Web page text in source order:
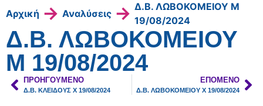
Αρχική → Αναλύσεις → Δ.Β. ΛΩΒΟΚΟΜΕΙΟΥ Μ
19/08/2024
Δ.Β. ΛΩΒΟΚΟΜΕΙΟΥ
Μ 19/08/2024
ΠΡΟΗΓΟΎΜΕΝΟ
Δ.Β. ΚΛΕΙΔΟΥΣ Χ 19/08/2024
ΕΠΌΜΕΝΟ
Δ.Β. ΛΩΒΟΚΟΜΕΙΟΥ Χ 19/08/2024